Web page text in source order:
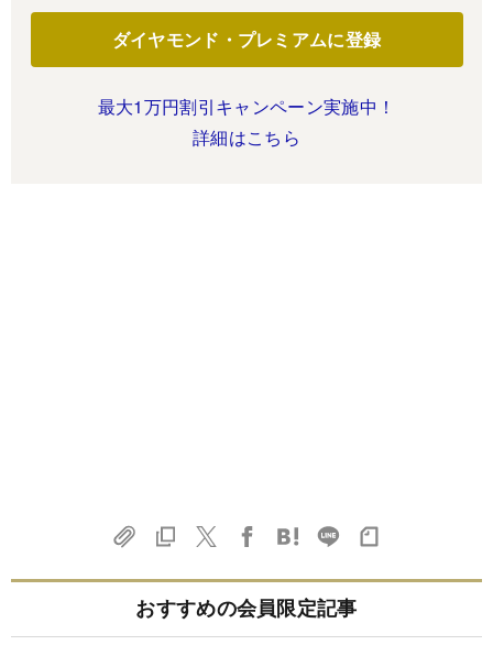
ダイヤモンド・プレミアムに登録
最大1万円割引キャンペーン実施中！
詳細はこちら
おすすめの会員限定記事